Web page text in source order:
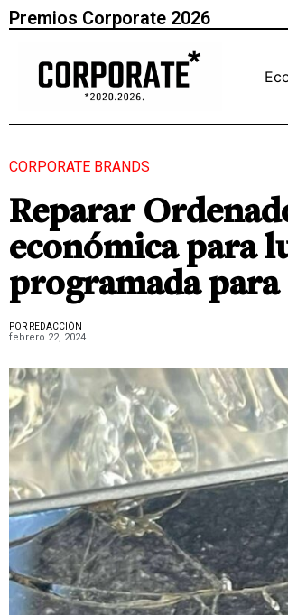
Premios Corporate 2026
CORPORATE BRANDS
Reparar
económica para
programada
POR REDACCIÓN
febrero 22, 2024